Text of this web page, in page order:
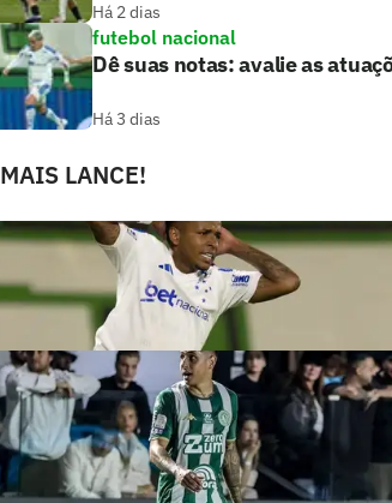
Há 2 dias
futebol nacional
Dê suas notas: avalie as
Há 3 dias
MAIS LANCE!